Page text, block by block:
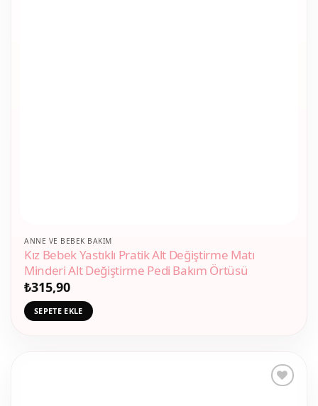
ANNE VE BEBEK BAKIM
Kız Bebek Yastıklı Pratik Alt Değiştirme Matı
Minderi Alt Değiştirme Pedi Bakım Örtüsü
₺315,90
SEPETE EKLE